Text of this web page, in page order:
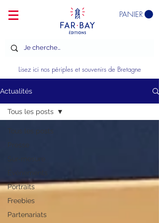
PANIER
Lisez ici nos périples et souvenirs de Bretagne
Actualités
Tous les posts
Presse
Sur-mesure
Événements
Portraits
Freebies
Partenariats
Tous les posts